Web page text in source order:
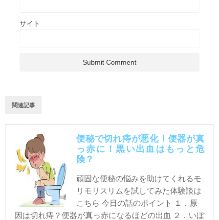
サイト
関連記事
便秘で切れ痔が悪化！便器が真
っ赤に！黒い出血はもっと危
険？
頑固な便秘の悩みを助けてくれるモ
リモリスリムを試してみた体験談は
こちら 今日の話のポイント １．原
因は切れ痔？便器が真っ赤になるほどの出血 ２．いぼ